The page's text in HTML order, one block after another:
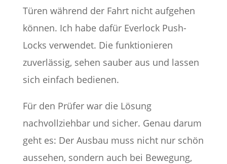
Türen während der Fahrt nicht aufgehen
können. Ich habe dafür Everlock Push-
Locks verwendet. Die funktionieren
zuverlässig, sehen sauber aus und lassen
sich einfach bedienen.
Für den Prüfer war die Lösung
nachvollziehbar und sicher. Genau darum
geht es: Der Ausbau muss nicht nur schön
aussehen, sondern auch bei Bewegung,